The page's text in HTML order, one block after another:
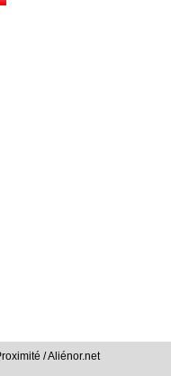
/ Aliénor.net